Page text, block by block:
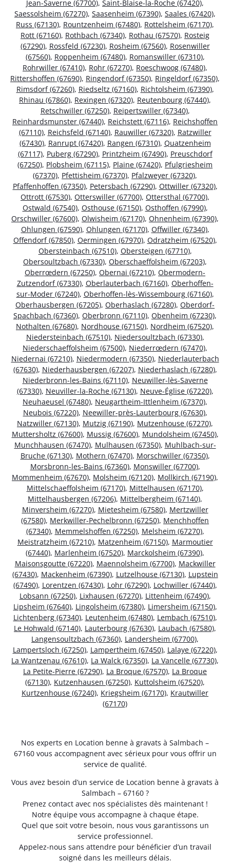
Jean-Saverne (67700), Saint-Blaise-la-Roche (67420),
Saessolsheim (67270), Saasenheim (67390), Saales (67420),
Russ (67130), Rountzenheim (67480), Rottelsheim (67170),
Rott (67160), Rothbach (67340), Rothau (67570), Rosteig
(67290), Rossfeld (67230), Rosheim (67560), Rosenwiller
(67560), Roppenheim (67480), Romanswiller (67310),
Rohrwiller (67410), Rohr (67270), Roeschwoog (67480),
Rittershoffen (67690), Ringendorf (67350), Ringeldorf (67350),
Rimsdorf (67260), Riedseltz (67160), Richtolsheim (67390),
Rhinau (67860), Rexingen (67320), Reutenbourg (67440),
Retschwiller (67250), Reipertswiller (67340),
Reinhardsmunster (67440), Reichstett (67116), Reichshoffen
(67110), Reichsfeld (67140), Rauwiller (67320), Ratzwiller
(67430), Ranrupt (67420), Rangen (67310), Quatzenheim
(67117), Puberg (67290), Printzheim (67490), Preuschdorf
(67250), Plobsheim (67115), Plaine (67420), Pfulgriesheim
(67370), Pfettisheim (67370), Pfalzweyer (67320),
Pfaffenhoffen (67350), Petersbach (67290), Ottwiller (67320),
Ottrott (67530), Otterswiller (67700), Ottersthal (67700),
Ostwald (67540), Osthouse (67150), Osthoffen (67990),
Orschwiller (67600), Olwisheim (67170), Ohnenheim (67390),
Ohlungen (67590), Ohlungen (67170), Offwiller (67340),
Offendorf (67850), Oermingen (67970), Odratzheim (67520),
Obersteinbach (67510), Obersteigen (67710),
Obersoultzbach (67330), Oberschaeffolsheim (67203),
Oberrœdern (67250), Obernai (67210), Obermodern-
Zutzendorf (67330), Oberlauterbach (67160), Oberhoffen-
sur-Moder (67240), Oberhoffen-lès-Wissembourg (67160),
Oberhausbergen (67205), Oberhaslach (67280), Oberdorf-
Spachbach (67360), Oberbronn (67110), Obenheim (67230),
Nothalten (67680), Nordhouse (67150), Nordheim (67520),
Niedersteinbach (67510), Niedersoultzbach (67330),
Niederschaeffolsheim (67500), Niederrœdern (67470),
Niedernai (67210), Niedermodern (67350), Niederlauterbach
(67630), Niederhausbergen (67207), Niederhaslach (67280),
Niederbronn-les-Bains (67110), Neuwiller-lès-Saverne
(67330), Neuviller-la-Roche (67130), Neuve-Église (67220),
Neuhaeusel (67480), Neugartheim-Ittlenheim (67370),
Neubois (67220), Neewiller-près-Lauterbourg (67630),
Natzwiller (67130), Mutzig (67190), Mutzenhouse (67270),
Muttersholtz (67600), Mussig (67600), Mundolsheim (67450),
Munchhausen (67470), Mulhausen (67350), Muhlbach-sur-
Bruche (67130), Mothern (67470), Morschwiller (67350),
Morsbronn-les-Bains (67360), Monswiller (67700),
Mommenheim (67670), Molsheim (67120), Mollkirch (67190),
Mittelschaeffolsheim (67170), Mittelhausen (67170),
Mittelhausbergen (67206), Mittelbergheim (67140),
Minversheim (67270), Mietesheim (67580), Mertzwiller
(67580), Merkwiller-Pechelbronn (67250), Menchhoffen
(67340), Memmelshoffen (67250), Melsheim (67270),
Meistratzheim (67210), Matzenheim (67150), Marmoutier
(67440), Marlenheim (67520), Marckolsheim (67390),
Maisonsgoutte (67220), Maennolsheim (67700), Mackwiller
(67430), Mackenheim (67390), Lutzelhouse (67130), Lupstein
(67490), Lorentzen (67430), Lohr (67290), Lochwiller (67440),
Lobsann (67250), Lixhausen (67270), Littenheim (67490),
Lipsheim (67640), Lingolsheim (67380), Limersheim (67150),
Lichtenberg (67340), Leutenheim (67480), Lembach (67510),
Le Hohwald (67140), Lauterbourg (67630), Laubach (67580),
Langensoultzbach (67360), Landersheim (67700),
Lampertsloch (67250), Lampertheim (67450), Lalaye (67220),
La Wantzenau (67610), La Walck (67350), La Vancelle (67730),
La Petite-Pierre (67290), La Broque (67570), La Broque
(67130), Kutzenhausen (67250), Kuttolsheim (67520),
Kurtzenhouse (67240), Kriegsheim (67170), Krautwiller
(67170)
Nos experts en Location benne à gravats à Salmbach –
67160 vous accompagnent avec sérieux pour vous offrir un
service de qualité.
Vous avez besoin d’un service de Location benne à gravats à
Salmbach – 67160 ?
Prenez contact avec nos spécialistes dès maintenant !
Notre équipe vous accompagne à chaque étape.
Quel que soit votre besoin, nous vous garantissons un
service professionnel.
Appelez-nous sans attendre pour bénéficier d’un travail
soigné dans les meilleurs délais.